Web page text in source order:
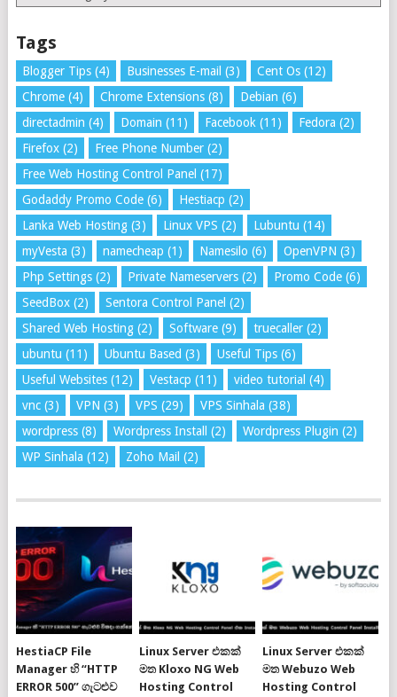
Tags
Blogger Tips(4) Businesses E-mail (3) Cent Os(12)
Chrome(4) Chrome Extensions(8) Debian (6)
directadmin (4) Domain (11) Facebook (11) Fedora (2)
Firefox(2) Free Phone Number(2)
Free Web Hosting Control Panel (17)
Godaddy Promo Code(6) Hestiacp (2)
Lanka Web Hosting(3) Linux VPS (2) Lubuntu (14)
myVesta (3) namecheap (1) Namesilo (6) OpenVPN (3)
Php Settings(2) Private Nameservers(2) Promo Code(6)
SeedBox(2) Sentora Control Panel (2)
Shared Web Hosting(2) Software(9) truecaller(2)
ubuntu (11) Ubuntu Based (3) Useful Tips(6)
Useful Websites(12) Vestacp (11) video tutorial (4)
vnc(3) VPN (3) VPS (29) VPS Sinhala (38)
wordpress(8) Wordpress Install (2) Wordpress Plugin (2)
WP Sinhala (12) Zoho Mail (2)
HestiaCP File
Manager හි “HTTP
ERROR 500” ගැටළුව
Linux Server එකක්
මත Kloxo NG Web
Hosting Control
Linux Server එකක්
මත Webuzo Web
Hosting Control